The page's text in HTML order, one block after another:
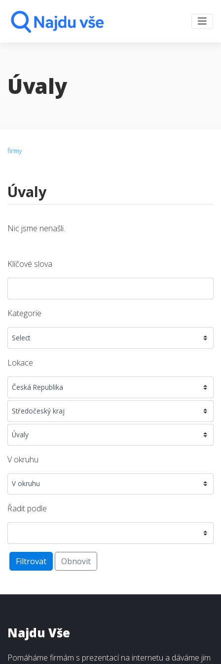
Úvaly
Klíčové slova
Kategorie
Lokace
V okruhu
Řadit podle
Filtrovat Obnovit
firmy
Úvaly
Nic jsme nenašli.
Najdu Vše
Pomáháme firmám s prezentací na internetu a dáváme jim